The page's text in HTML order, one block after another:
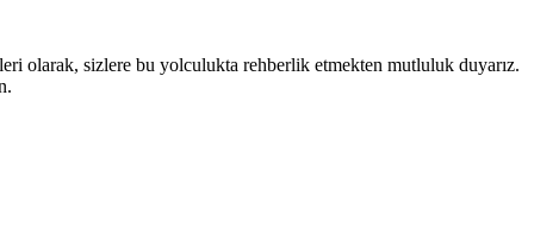
olarak, sizlere bu yolculukta rehberlik etmekten mutluluk duyarız.